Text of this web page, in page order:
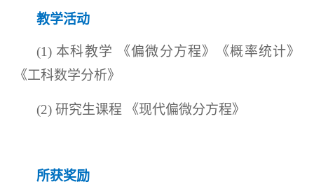
教学活动
(1) 本科教学 《偏微分方程》
《概率统计》
《工科数学分析》
(2) 研究生课程 《现代偏微分方程》
所获奖励